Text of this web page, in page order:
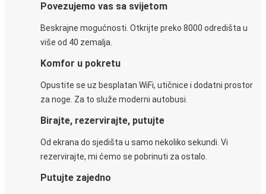
Povezujemo vas sa svijetom
Beskrajne mogućnosti. Otkrijte preko 8000 odredišta u
više od 40 zemalja.
Komfor u pokretu
Opustite se uz besplatan WiFi, utičnice i dodatni prostor
za noge. Za to služe moderni autobusi.
Birajte, rezervirajte, putujte
Od ekrana do sjedišta u samo nekoliko sekundi. Vi
rezervirajte, mi ćemo se pobrinuti za ostalo.
Putujte zajedno